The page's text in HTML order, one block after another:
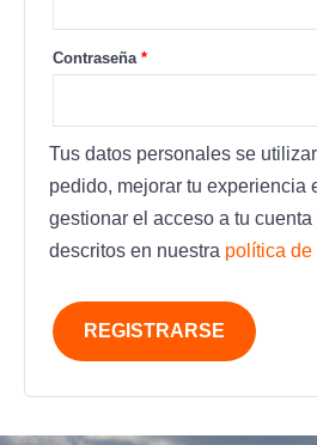
Contraseña *
Tus datos personales se
pedido, mejorar tu experiencia
gestionar el acceso a tu
descritos en nuestra política de
REGISTRARSE